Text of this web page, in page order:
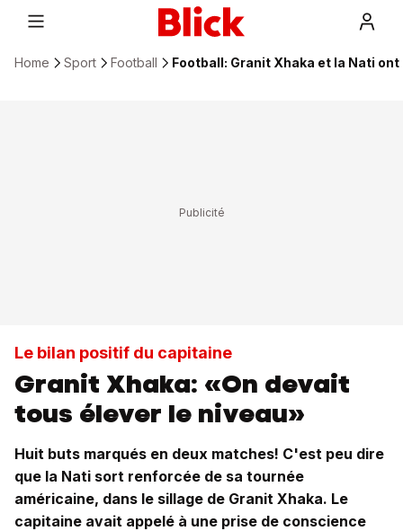
Home Sport Football Football: Granit Xhaka et la Nati
Le bilan positif du capitaine
Granit Xhaka: «On devait
tous élever le niveau»
Huit buts marqués en deux matches! C'est peu dire
que la Nati sort renforcée de sa tournée
américaine, dans le sillage de Granit Xhaka. Le
capitaine avait appelé à une prise de conscience